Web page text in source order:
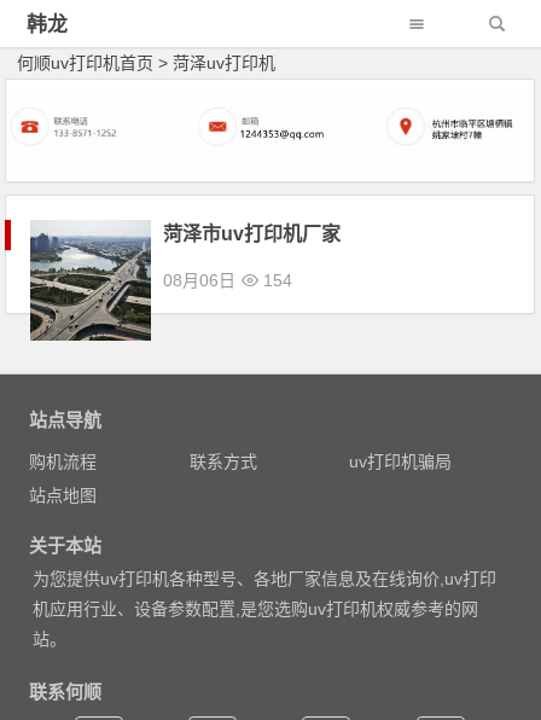
韩龙
何顺uv打印机首页 > 菏泽uv打印机
菏泽市uv打印机厂家
08月06日 154
文章导航
站点导航
购机流程 联系方式
uv打印机骗局
站点地图
关于本站
为您提供uv打印机各种型号、各地厂家信息及在线询价,uv打印
机应用行业、设备参数配置,是您选购uv打印机权威参考的网
站。
联系何顺